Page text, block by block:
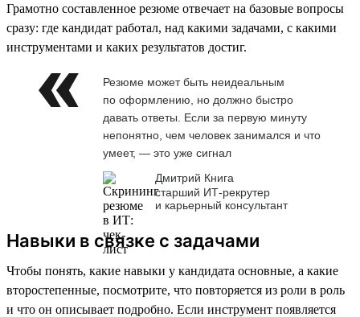
Грамотно составленное резюме отвечает на базовые вопросы
сразу: где кандидат работал, над какими задачами, с какими
инструментами и каких результатов достиг.
Резюме может быть неидеальным
по оформлению, но должно быстро
давать ответы. Если за первую минуту
непонятно, чем человек занимался и что
умеет, — это уже сигнал
Дмитрий Книга
старший ИТ-рекрутер
и карьерный консультант
Навыки в связке с задачами
Чтобы понять, какие навыки у кандидата основные, а какие
второстепенные, посмотрите, что повторяется из роли в роль
и что он описывает подробно. Если инструмент появляется